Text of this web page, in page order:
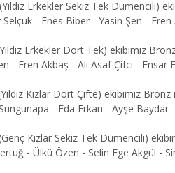
Erkekler Sekiz Tek Dümencili)
- Enes Biber - Yasin Şen -
Erkekler Dört Tek) ekibimiz
- Eren Akbaş - Ali Asaf Çifci - Ensar
Kızlar Dört Çifte) ekibimiz
- Eda Erkan - Ayşe Baydar
Kızlar Sekiz Tek Dümencili)
- Ülkü Özen - Selin Ege Akgül -